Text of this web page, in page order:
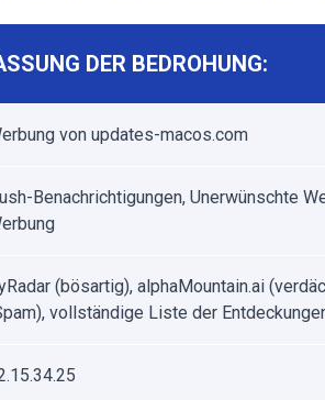
DER BEDROHUNG:
von updates-macos.com
Benachrichtigungen, Unerwünschte
(bösartig), alphaMountain.ai
vollständige Liste der